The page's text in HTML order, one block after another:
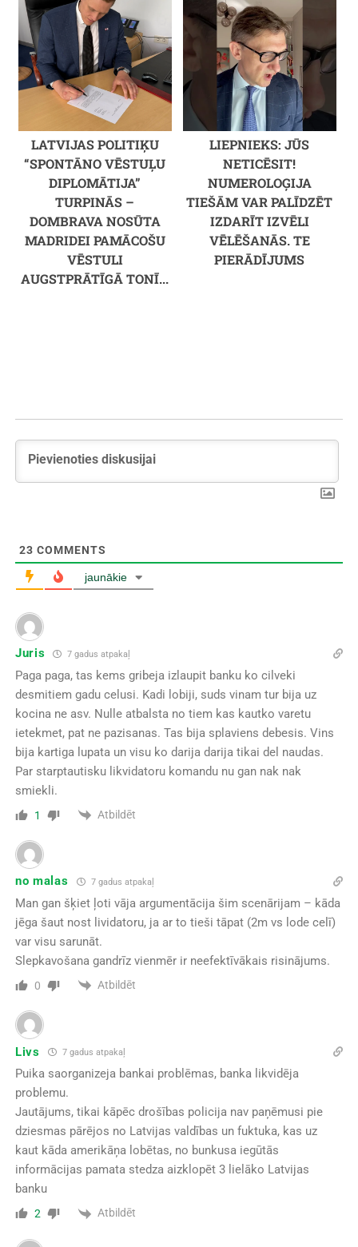
LATVIJAS POLITIĶU
“SPONTĀNO VĒSTUĻU
DIPLOMĀTIJA”
TURPINĀS –
DOMBRAVA NOSŪTA
MADRIDEI PAMĀCOŠU
VĒSTULI
AUGSTPRĀTĪGĀ TONĪ...
LIEPNIEKS: JŪS
NETICĒSIT!
NUMEROLOĢIJA
TIEŠĀM VAR PALĪDZĒT
IZDARĪT IZVĒLI
VĒLĒŠANĀS. TE
PIERĀDĪJUMS
23 COMMENTS
jaunākie
Juris 7 gadus atpakaļ
Paga paga, tas kems gribeja izlaupit banku ko cilveki
desmitiem gadu celusi. Kadi lobiji, suds vinam tur bija uz
kocina ne asv. Nulle atbalsta no tiem kas kautko varetu
ietekmet, pat ne pazisanas. Tas bija splaviens debesis. Vins
bija kartiga lupata un visu ko darija darija tikai del naudas.
Par starptautisku likvidatoru komandu nu gan nak nak
smiekli.
1 Atbildēt
no malas 7 gadus atpakaļ
Man gan šķiet ļoti vāja argumentācija šim scenārijam – kāda
jēga šaut nost lividatoru, ja ar to tieši tāpat (2m vs lode celī)
var visu sarunāt.
Slepkavošana gandrīz vienmēr ir neefektīvākais risinājums.
0 Atbildēt
Livs 7 gadus atpakaļ
Puika saorganizeja bankai problēmas, banka likvidēja
problemu.
Jautājums, tikai kāpēc drošības policija nav paņēmusi pie
dziesmas pārējos no Latvijas valdības un fuktuka, kas uz
kaut kāda amerikāņa lobētas, no bunkusa iegūtās
informācijas pamata stedza aizklopēt 3 lielāko Latvijas
banku
2 Atbildēt